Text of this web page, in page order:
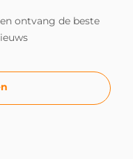
ontvang de beste